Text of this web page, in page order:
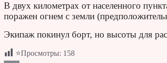
В двух километрах от населенного
поражен огнем с земли
Экипаж покинул борт, но высоты для
⭐Просмотры: 158